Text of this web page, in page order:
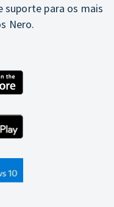
suporte para os mais
Nero.